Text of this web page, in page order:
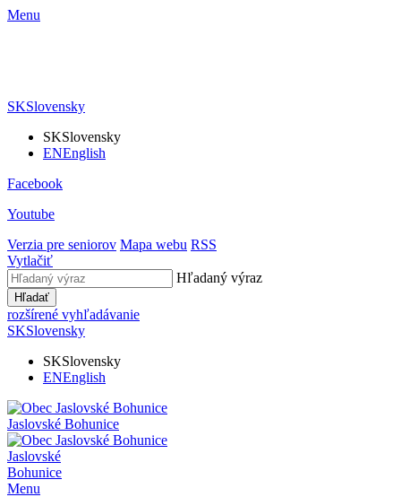
Menu
SKSlovensky
SKSlovensky
ENEnglish
Facebook
Youtube
Verzia pre seniorov Mapa webu RSS
Vytlačiť
Hľadaný výraz
Hľadať
rozšírené vyhľadávanie
SKSlovensky
SKSlovensky
ENEnglish
Jaslovské Bohunice
Jaslovské
Bohunice
Menu